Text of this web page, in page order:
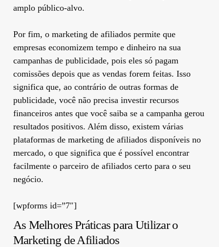
amplo público-alvo.
Por fim, o marketing de afiliados permite que
empresas economizem tempo e dinheiro na sua
campanhas de publicidade, pois eles só pagam
comissões depois que as vendas forem feitas. Isso
significa que, ao contrário de outras formas de
publicidade, você não precisa investir recursos
financeiros antes que você saiba se a campanha gerou
resultados positivos. Além disso, existem várias
plataformas de marketing de afiliados disponíveis no
mercado, o que significa que é possível encontrar
facilmente o parceiro de afiliados certo para o seu
negócio.
[wpforms id=”7″]
As Melhores Práticas para Utilizar o
Marketing de Afiliados